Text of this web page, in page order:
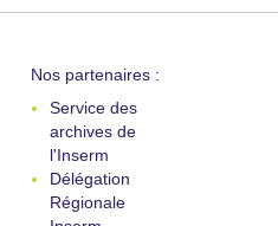
Nos partenaires :
Service des
archives de
l'Inserm
Délégation
Régionale